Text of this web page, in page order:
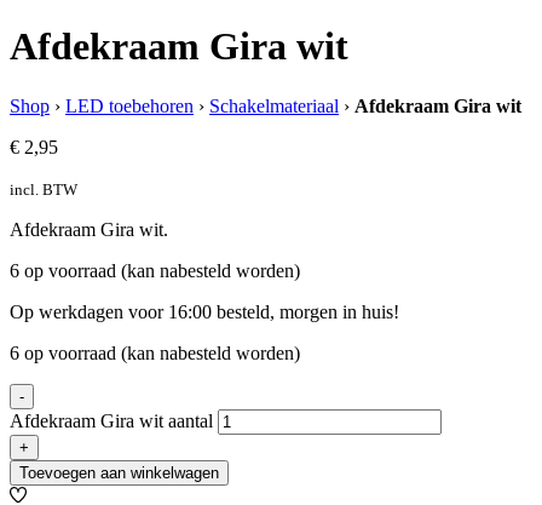
Afdekraam Gira wit
Shop › LED toebehoren › Schakelmateriaal › Afdekraam Gira wit
€ 2,95
incl. BTW
Afdekraam Gira wit.
6 op voorraad (kan nabesteld worden)
Op werkdagen voor 16:00 besteld, morgen in huis!
6 op voorraad (kan nabesteld worden)
-
Afdekraam Gira wit aantal
+
Toevoegen aan winkelwagen